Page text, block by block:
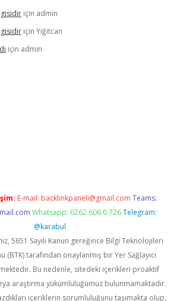
için admin
için Yiğitcan
için admin
E-mail: backlinkpaneli@gmail.com Teams:
Whatsapp: 0262 606 0 726 Telegram:
@karabul
5651 Sayılı Kanun gereğince Bilgi Teknolojileri
(BTK) tarafından onaylanmış bir Yer Sağlayıcı
Bu nedenle, sitedeki içerikleri proaktif
araştırma yükümlülüğümüz bulunmamaktadır.
içeriklerin sorumluluğunu taşımakta olup,